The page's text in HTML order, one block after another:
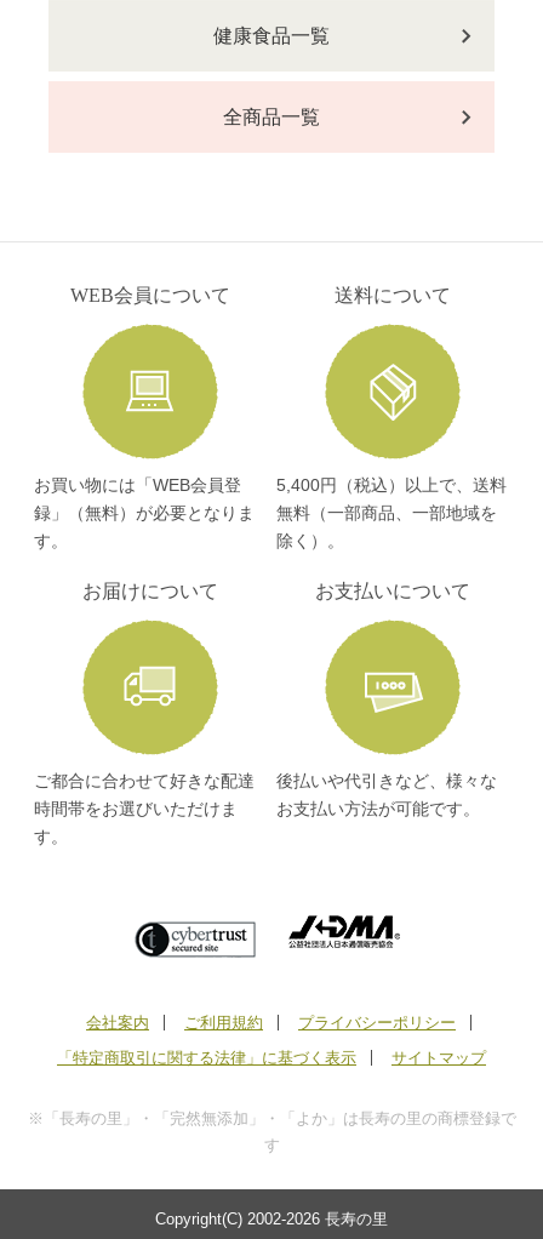
健康食品一覧
全商品一覧
WEB会員について
お買い物には「WEB会員登
録」（無料）が必要となりま
す。
送料について
5,400円（税込）以上で、送料
無料（一部商品、一部地域を
除く）。
お届けについて
ご都合に合わせて好きな配達
時間帯をお選びいただけま
す。
お支払いについて
後払いや代引きなど、様々な
お支払い方法が可能です。
会社案内 ご利用規約
プライバシーポリシー
「特定商取引に関する法律」に基づく表示
サイトマップ
※「長寿の里」・「完然無添加」・「よか」は長寿の里の商標登録で
す
Copyright(C) 2002-2026 長寿の里